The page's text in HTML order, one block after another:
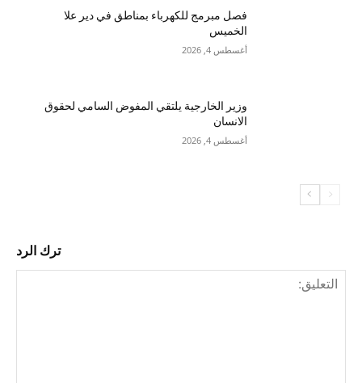
فصل مبرمج للكهرباء بمناطق في دير علا
الخميس
أغسطس 4, 2026
وزير الخارجية يلتقي المفوض السامي لحقوق
الانسان
أغسطس 4, 2026
ترك الرد